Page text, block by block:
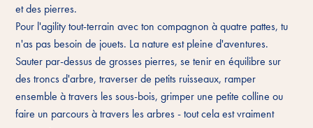
et des pierres.
Pour l'agility tout-terrain avec ton compagnon à quatre pattes, tu
n'as pas besoin de jouets. La nature est pleine d'aventures.
Sauter par-dessus de grosses pierres, se tenir en équilibre sur
des troncs d'arbre, traverser de petits ruisseaux, ramper
ensemble à travers les sous-bois, grimper une petite colline ou
faire un parcours à travers les arbres - tout cela est vraiment